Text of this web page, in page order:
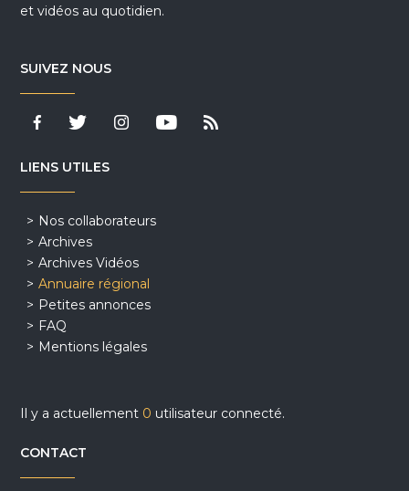
et vidéos au quotidien.
SUIVEZ NOUS
LIENS UTILES
Nos collaborateurs
Archives
Archives Vidéos
Annuaire régional
Petites annonces
FAQ
Mentions légales
Il y a actuellement 0 utilisateur connecté.
CONTACT